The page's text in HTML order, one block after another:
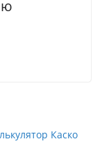
Каско